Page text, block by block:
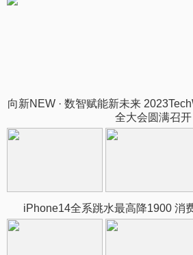
向新NEW · 数智赋能新未来
全大会圆满召开
iPhone14全系跳水最高降1900 消